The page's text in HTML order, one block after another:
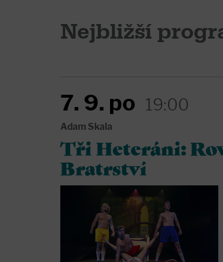
Nejbližší
7. 9. po 19:00
Adam Skala
Tři Heteráni:
Bratrství